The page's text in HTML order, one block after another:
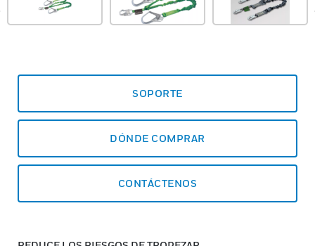
SOPORTE
DÓNDE COMPRAR
CONTÁCTENOS